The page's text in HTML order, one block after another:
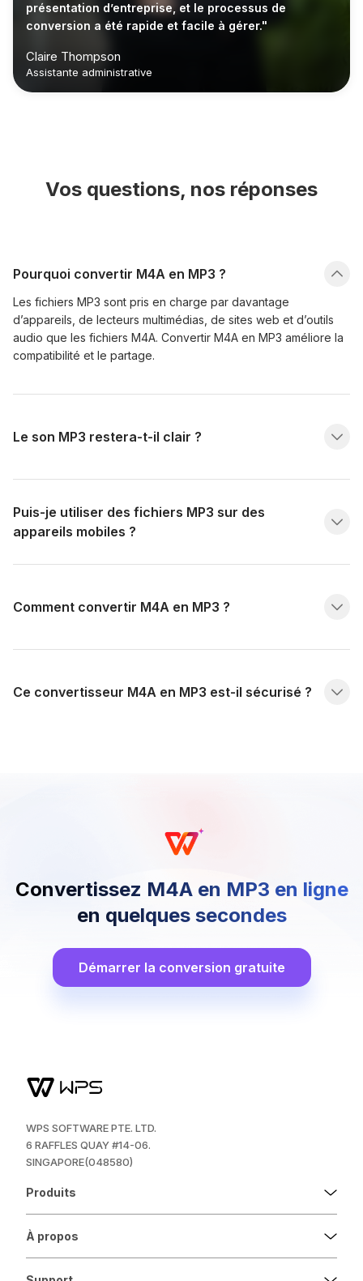
présentation d’entreprise, et le processus de
conversion a été rapide et facile à gérer."
Claire Thompson
Assistante administrative
Vos questions, nos réponses
Pourquoi convertir M4A en MP3 ?
Les fichiers MP3 sont pris en charge par davantage
d’appareils, de lecteurs multimédias, de sites web et d’outils
audio que les fichiers M4A. Convertir M4A en MP3 améliore la
compatibilité et le partage.
Le son MP3 restera-t-il clair ?
Puis-je utiliser des fichiers MP3 sur des
appareils mobiles ?
Comment convertir M4A en MP3 ?
Ce convertisseur M4A en MP3 est-il sécurisé ?
Convertissez M4A en MP3 en ligne
en quelques secondes
Démarrer la conversion gratuite
WPS SOFTWARE PTE. LTD.
6 RAFFLES QUAY #14-06.
SINGAPORE(048580)
Produits
À propos